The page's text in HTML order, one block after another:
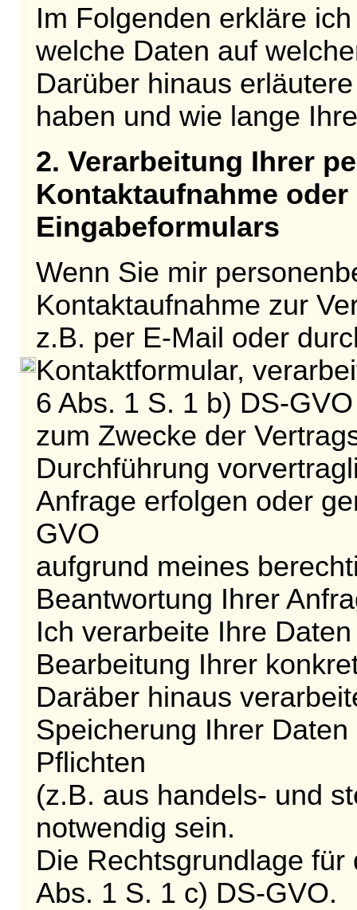
Im Folgenden erkläre
welche Daten auf
Darüber hinaus
haben und wie lange
2. Verarbeitung Ihrer
Kontaktaufnahme
Eingabeformulars
Wenn Sie mir
Kontaktaufnahme zur
z.B. per E-Mail oder
Kontaktformular,
6 Abs. 1 S. 1 b) DS-GVO
zum Zwecke der
Durchführung
Anfrage erfolgen oder
GVO
aufgrund meines
Beantwortung Ihrer
Ich verarbeite Ihre
Bearbeitung Ihrer
Daräber hinaus
Speicherung Ihrer
Pflichten
(z.B. aus handels- und
notwendig sein.
Die Rechtsgrundlage
Abs. 1 S. 1 c) DS-GVO.